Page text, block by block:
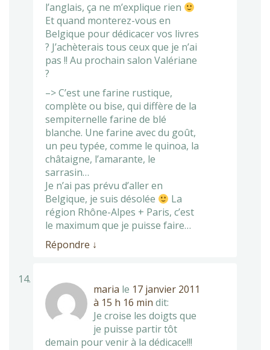
l’anglais, ça ne m’explique rien
Et quand monterez-vous en
Belgique pour dédicacer vos livres
? J’achèterais tous ceux que je n’ai
pas !! Au prochain salon Valériane
?
–> C’est une farine rustique,
complète ou bise, qui diffère de la
sempiternelle farine de blé
blanche. Une farine avec du goût,
un peu typée, comme le quinoa, la
châtaigne, l’amarante, le
sarrasin…
Je n’ai pas prévu d’aller en
Belgique, je suis désolée
La
région Rhône-Alpes + Paris, c’est
le maximum que je puisse faire…
Répondre ↓
maria le 17 janvier 2011
à 15 h 16 min dit:
Je croise les doigts que
je puisse partir tôt
demain pour venir à la dédicace!!!